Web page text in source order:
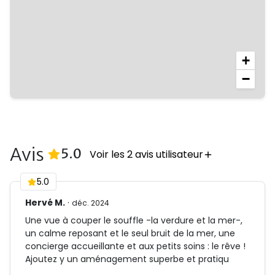
Services inclus 🗝️
• Panier d'accueil avec des fruits de saison, une
2 bouteilles d'eau et un jus à votre arrivée
• A partir de 10 nuitées: Ménage intermédiaire de 3h,
changement de draps et serviettes
+
−
Avis 5.0( 2Avis)
Voir les 2 avis utilisateur
5.0
Hervé M. · déc. 2024
Une vue à couper le souffle -la verdure et la mer-,
un calme reposant et le seul bruit de la mer, une
concierge accueillante et aux petits soins : le rêve !
Ajoutez y un aménagement superbe et pratiqu